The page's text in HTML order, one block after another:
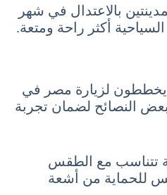
بالاعتدال في شهر
أكثر راحة ومتعة.
يخططون لزيارة مصر في
النصائح لضمان تجربة
تتناسب مع الطقس
للحماية من أشعة